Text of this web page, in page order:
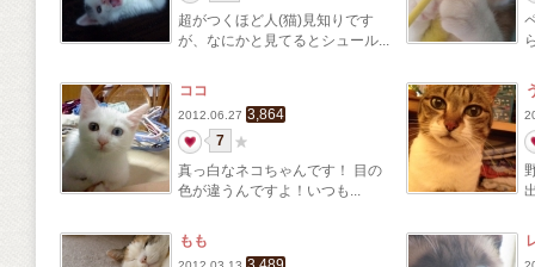
超がつくほど人(猫)見知りです
が、なにかと見てるとシュール...
ココ
2012.06.27 3,864
7
真っ白なネコちゃんです！ 目の
色が違うんですよ！いつも...
もも